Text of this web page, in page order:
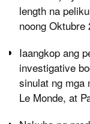
length na
noong Oktubre
Iaangkop ang
investigative
sinulat ng mga
Le Monde, at